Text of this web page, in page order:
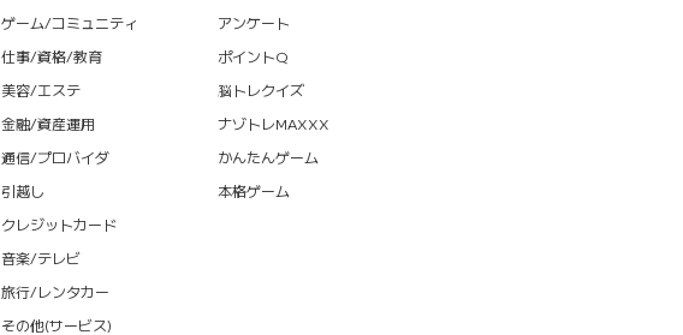
ゲーム/コミュニティ
仕事/資格/教育
美容/エステ
金融/資産運用
通信/プロバイダ
引越し
クレジットカード
音楽/テレビ
旅行/レンタカー
その他(サービス)
アンケート
ポイントQ
脳トレクイズ
ナゾトレMAXXX
かんたんゲーム
本格ゲーム